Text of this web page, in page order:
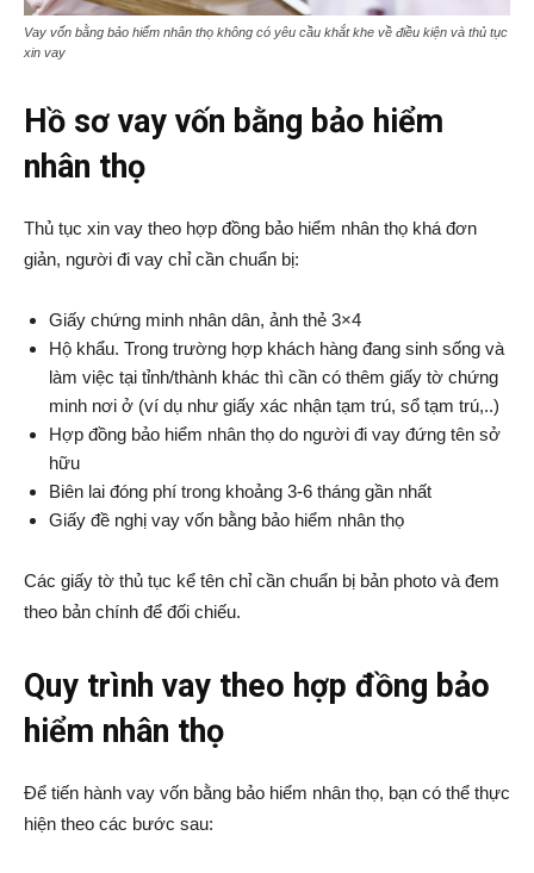
Vay vốn bằng bảo hiểm nhân thọ không có yêu cầu khắt khe về điều kiện và thủ tục
xin vay
Hồ sơ vay vốn bằng bảo hiểm
nhân thọ
Thủ tục xin vay theo hợp đồng bảo hiểm nhân thọ khá đơn
giản, người đi vay chỉ cần chuẩn bị:
Giấy chứng minh nhân dân, ảnh thẻ 3×4
Hộ khẩu. Trong trường hợp khách hàng đang sinh sống và
làm việc tại tỉnh/thành khác thì cần có thêm giấy tờ chứng
minh nơi ở (ví dụ như giấy xác nhận tạm trú, sổ tạm trú,..)
Hợp đồng bảo hiểm nhân thọ do người đi vay đứng tên sở
hữu
Biên lai đóng phí trong khoảng 3-6 tháng gần nhất
Giấy đề nghị vay vốn bằng bảo hiểm nhân thọ
Các giấy tờ thủ tục kể tên chỉ cần chuẩn bị bản photo và đem
theo bản chính để đối chiếu.
Quy trình vay theo hợp đồng bảo
hiểm nhân thọ
Để tiến hành vay vốn bằng bảo hiểm nhân thọ, bạn có thể thực
hiện theo các bước sau: